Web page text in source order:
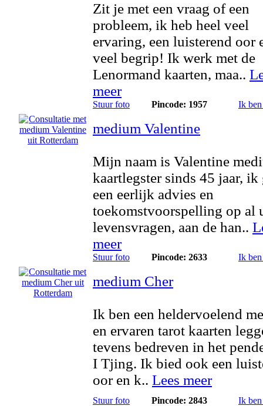
Zit je met een vraag of een
probleem, ik heb heel veel
ervaring, een luisterend oor
veel begrip! Ik werk met de
Lenormand kaarten, maa..
meer
Stuur foto Pincode: 1957 Ik
medium Valentine
Mijn naam is Valentine
kaartlegster sinds 45 jaar, ik
een eerlijk advies en
toekomstvoorspelling op al
levensvragen, aan de han..
meer
Stuur foto Pincode: 2633 Ik
medium Cher
Ik ben een heldervoelend
en ervaren tarot kaarten
tevens bedreven in het
I Tjing. Ik bied ook een
oor en k.. Lees meer
Stuur foto Pincode: 2843 Ik